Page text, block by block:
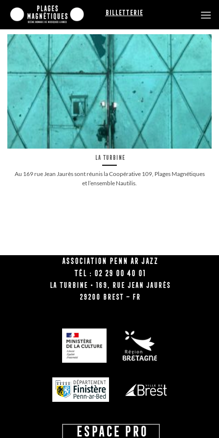
Passer
contenu
Billetterie
La Turbine
Au 169 rue Jean Jaurès sont réunis la Coopérative 109, Plages Magnétiques
et l’ensemble Nautilis.
Association Penn Ar Jazz
Tél : 02 29 00 40 01
La Turbine • 169, rue Jean Jaurès
29200 BREST – FR
ESPACE PRO